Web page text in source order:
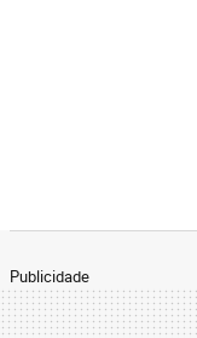
Publicidade